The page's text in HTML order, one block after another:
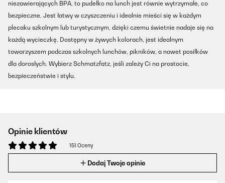
niezawierających BPA, to pudełko na lunch jest równie wytrzymałe, co
bezpieczne. Jest łatwy w czyszczeniu i idealnie mieści się w każdym
plecaku szkolnym lub turystycznym, dzięki czemu świetnie nadaje się na
każdą wycieczkę. Dostępny w żywych kolorach, jest idealnym
towarzyszem podczas szkolnych lunchów, pikników, a nawet posiłków
dla dorosłych. Wybierz Schmatzfatz, jeśli zależy Ci na prostocie,
bezpieczeństwie i stylu.
Opinie klientów
151 Oceny
Dodaj Twoje opinie